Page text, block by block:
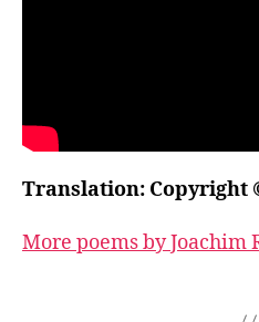
Translation: Copyright
More poems by Joachim